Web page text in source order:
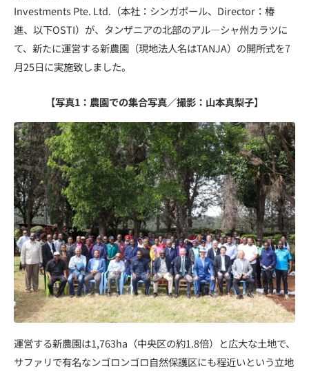
Investments Pte. Ltd.（本社：シンガポール、Director：椿
進、以下OSTI）が、タンザニアの北部のアル―シャ州カラツに
て、新たに運営する新農園（現地法人名はTANJA）の開所式を7
月25日に実施致しました。
【写真1：農園での集合写真／撮影：山本真梨子】
運営する新農園は1,763ha（中央区の約1.8倍）と広大な土地で、
サファリで有名なンゴロンゴロ自然保護区にも程近いという立地